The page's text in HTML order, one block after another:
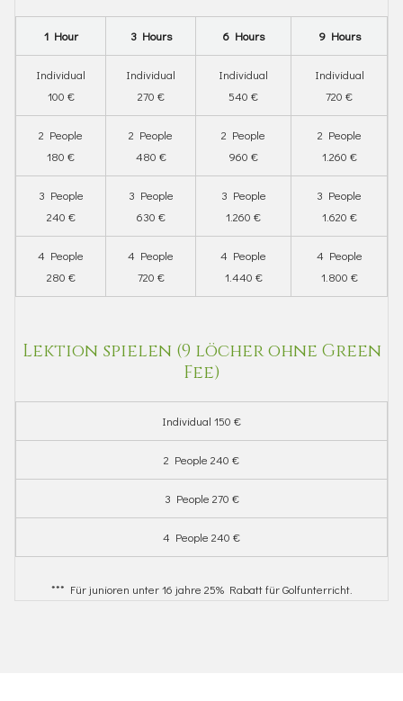
1 Hour 3 Hours 6 Hours 9 Hours
Individual
100 €
Individual
270 €
Individual
540 €
Individual
720 €
2 People
180 €
2 People
480 €
2 People
960 €
2 People
1.260 €
3 People
240 €
3 People
630 €
3 People
1.260 €
3 People
1.620 €
4 People
280 €
4 People
720 €
4 People
1.440 €
4 People
1.800 €
Lektion spielen (9 löcher ohne Green
Fee)
Individual 150 €
2 People 240 €
3 People 270 €
4 People 240 €
*** Für junioren unter 16 jahre 25% Rabatt für Golfunterricht.